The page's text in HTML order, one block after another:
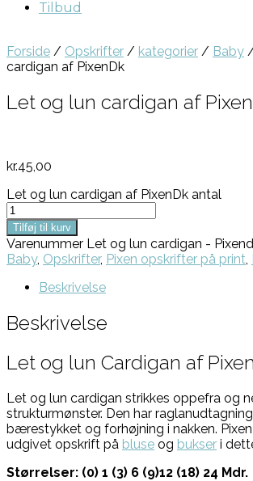
Tilbud
Forside / Opskrifter / kategorier / Baby
cardigan af PixenDk
Let og lun cardigan af
kr.45,00
Let og lun cardigan af PixenDk antal
Tilføj til kurv
Varenummer Let og lun cardigan -
Baby, Opskrifter, Pixen opskrifter på print,
Beskrivelse
Beskrivelse
Let og lun Cardigan af
Let og lun cardigan strikkes oppefra og
strukturmønster. Den har
bærestykket og forhøjning i nakken.
udgivet opskrift på bluse og bukser i
Størrelser: (0) 1 (3) 6 (9)12 (18) 24 Mdr.